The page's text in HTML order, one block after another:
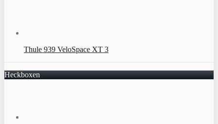
Thule 939 VeloSpace XT 3
Heckboxen